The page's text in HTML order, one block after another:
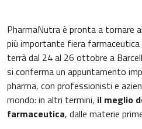
Medicina cardiovascolare
Chirurgia e Medicina
PharmaNutra è pronta a tornare al
più importante fiera farmaceutica
terrà dal 24 al 26 ottobre a
si conferma un appuntamento
pharma, con professionisti e
mondo: in altri termini, il meglio
farmaceutica, dalle materie